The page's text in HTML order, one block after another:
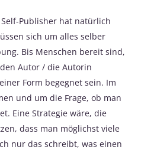
Publisher hat natürlich
sich um alles selber
Bis Menschen bereit sind,
Autor / die Autorin
Form begegnet sein. Im
und um die Frage, ob man
Eine Strategie wäre, die
dass man möglichst viele
nur das schreibt, was einen